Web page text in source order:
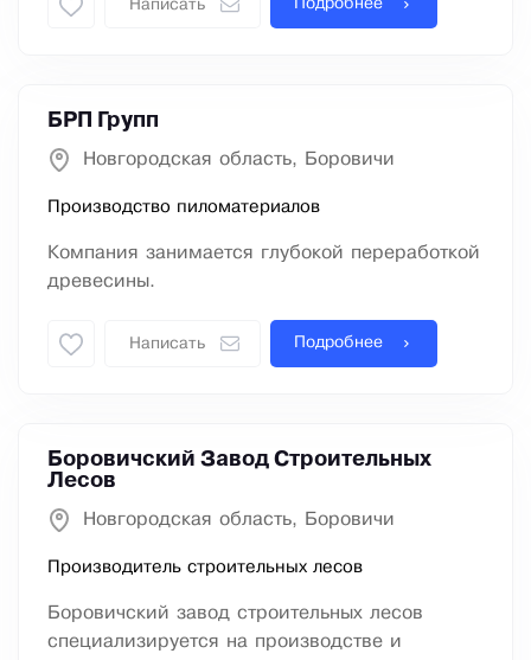
Написать Подробнее
БРП Групп
Новгородская область, Боровичи
Производство пиломатериалов
Компания занимается глубокой переработкой
древесины.
Написать Подробнее
Боровичский Завод Строительных
Лесов
Новгородская область, Боровичи
Производитель строительных лесов
Боровичский завод строительных лесов
специализируется на производстве и